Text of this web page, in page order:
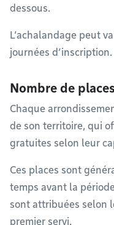
dessous.
L’achalandage peut
journées d’inscription.
Nombre de places
Chaque
de son territoire, qui
gratuites selon leur
Ces places sont
temps avant la
sont attribuées selon
premier servi.